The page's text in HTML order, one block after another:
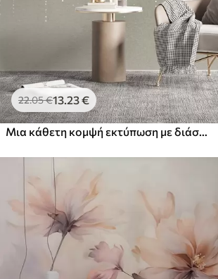
22.05€13.23€
Μια κάθετη κομψή εκτύπωση με διάστικτη γιρλάντα σε μπεζ φόντο, που δημιουργεί μια αίσθηση βάθους και κίνησης